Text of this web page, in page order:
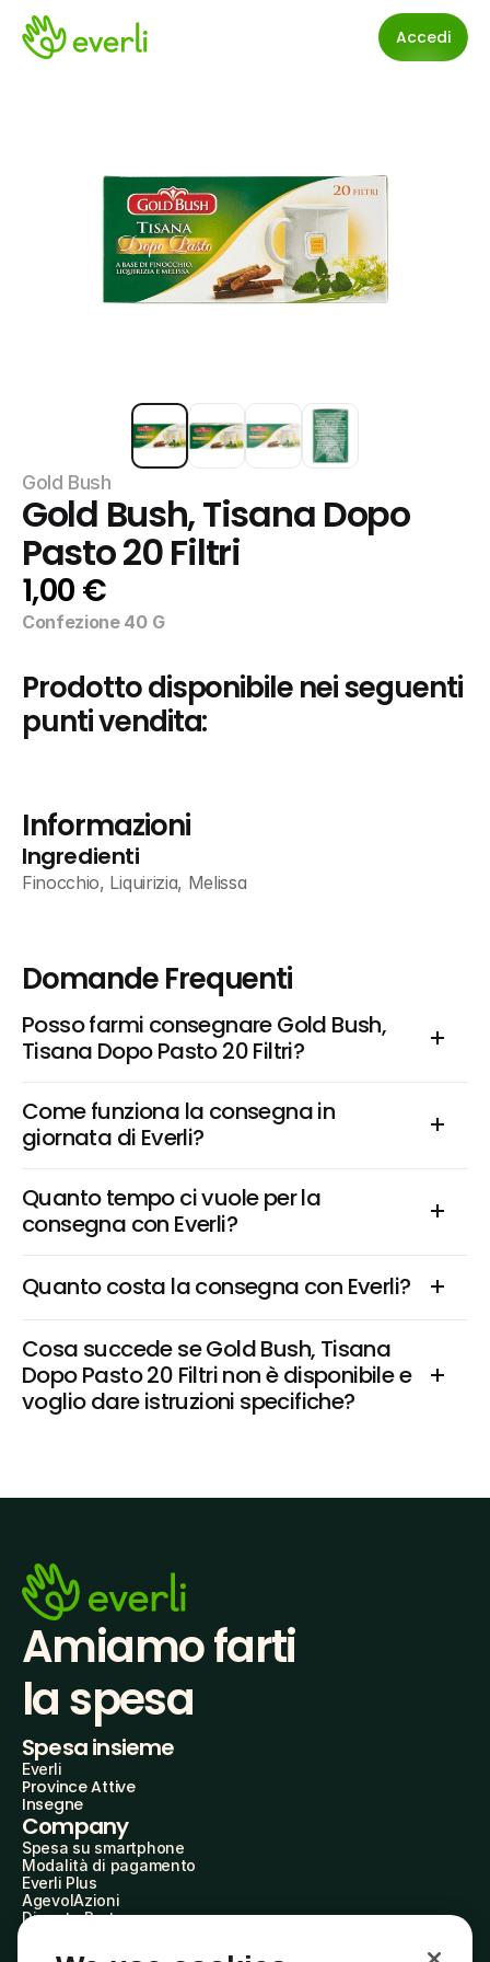
Accedi
Gold Bush
Gold Bush, Tisana Dopo
Pasto 20 Filtri
1,00 €
Confezione 40 G
Prodotto disponibile nei seguenti
punti vendita:
Informazioni
Ingredienti
Finocchio, Liquirizia, Melissa
Domande Frequenti
Posso farmi consegnare Gold Bush,
Tisana Dopo Pasto 20 Filtri?
Come funziona la consegna in
giornata di Everli?
Quanto tempo ci vuole per la
consegna con Everli?
Quanto costa la consegna con Everli?
Cosa succede se Gold Bush, Tisana
Dopo Pasto 20 Filtri non è disponibile e
voglio dare istruzioni specifiche?
Amiamo farti
la spesa
Spesa insieme
Everli
Province Attive
Insegne
Company
Spesa su smartphone
Modalità di pagamento
Everli Plus
AgevolAzioni
Diventa Partner
Everli Shoppers